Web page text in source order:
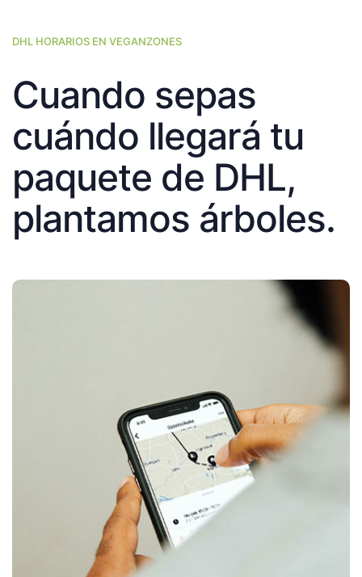
DHL HORARIOS EN VEGANZONES
Cuando sepas
cuándo llegará tu
paquete de DHL,
plantamos árboles.